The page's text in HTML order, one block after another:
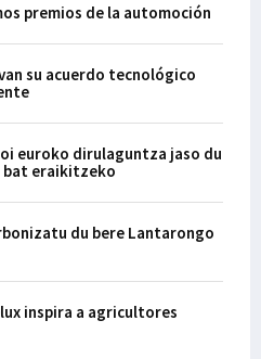
premios de la automoción
su acuerdo tecnológico
euroko dirulaguntza jaso du
bat eraikitzeko
du bere Lantarongo
inspira a agricultores